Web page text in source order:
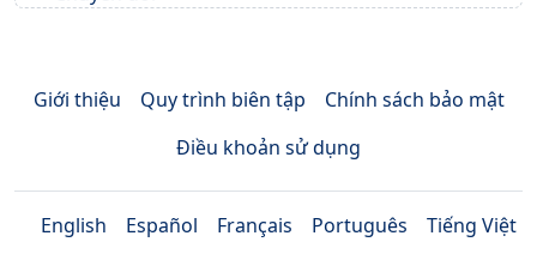
Giới thiệu Quy trình biên tập
Chính sách bảo mật
Điều khoản sử dụng
English Español Français Português
Tiếng Việt